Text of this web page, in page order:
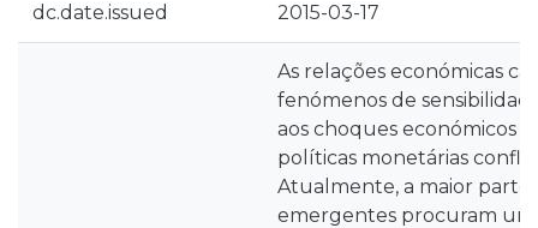
dc.date.issued 2015-03-17
As relações económicas
fenómenos de
aos choques económicos
políticas monetárias
Atualmente, a maior parte
emergentes procuram